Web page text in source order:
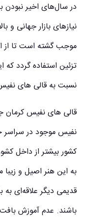
در سال‌های اخیر نبودن
نیازهای بازار جهانی و
موجب گشته است تا از
تزئین استفاده گردد
نسبت به قالی‌ های
قالی‌ های نفیس کرمان
نفیس موجود در سراسر
کشور بیشتر از داخل
به این هنر اصیل و
قدیمی دیگر علاقه‌ای
باشند. عدم آموزش